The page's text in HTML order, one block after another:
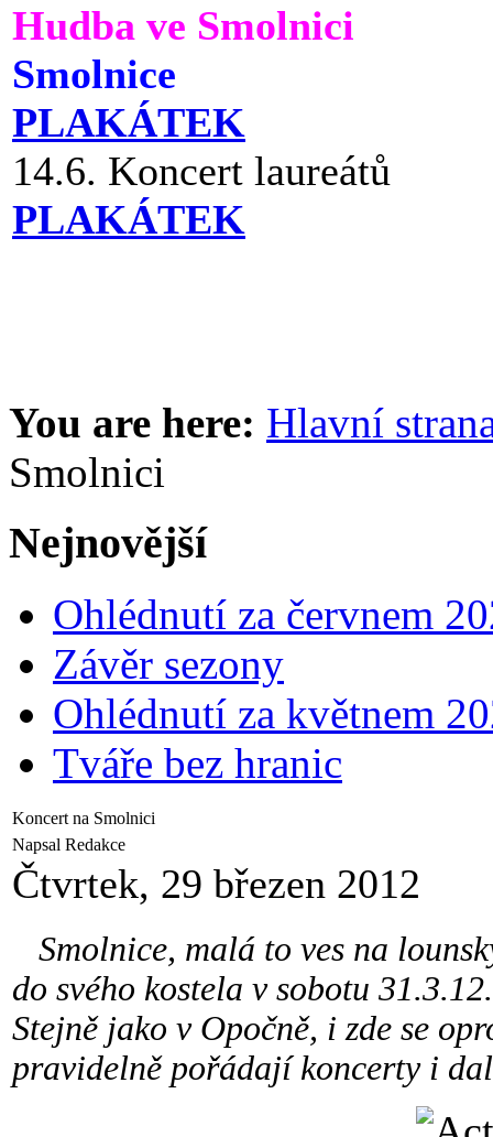
Hudba ve Smolnici
Smolnice
PLAKÁTEK
14.6. Koncert laureátů
PLAKÁTEK
You are here: Hlavní
Smolnici
Nejnovější
Ohlédnutí za červnem
Závěr sezony
Ohlédnutí za květnem
Tváře bez hranic
Koncert na Smolnici
Napsal Redakce
Čtvrtek, 29 březen 2012
Smolnice, malá to ves na
do svého kostela v sobotu
Stejně jako v Opočně, i zde se
pravidelně pořádají koncerty i